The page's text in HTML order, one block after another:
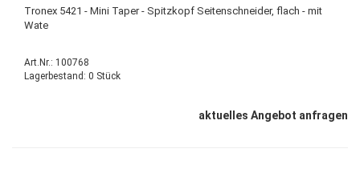
Tronex 5421 - Mini Taper - Spitzkopf Seitenschneider, flach - mit
Wate
Art.Nr.: 100768
Lagerbestand: 0 Stück
aktuelles Angebot anfragen